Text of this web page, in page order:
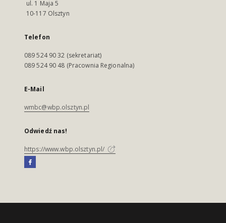
ul. 1 Maja 5
10-117 Olsztyn
Telefon
089 524 90 32 (sekretariat)
089 524 90 48 (Pracownia Regionalna)
E-Mail
wmbc@wbp.olsztyn.pl
Odwiedź nas!
https://www.wbp.olsztyn.pl/